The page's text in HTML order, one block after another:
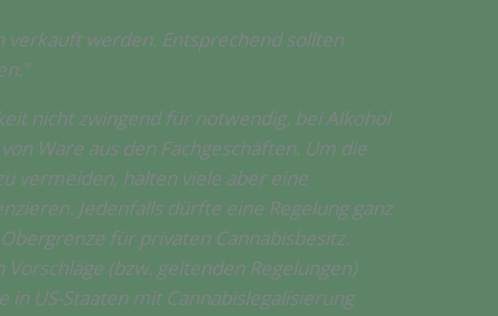
verkauft werden. Entsprechend sollten
nicht zwingend für notwendig, bei Alkohol
Ware aus den Fachgeschäften. Um die
vermeiden, halten viele aber eine
Jedenfalls dürfte eine Regelung ganz
für privaten Cannabisbesitz.
(bzw. geltenden Regelungen)
US-Staaten mit Cannabislegalisierung